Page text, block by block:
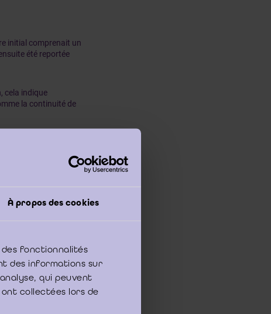
À propos des cookies
fonctionnalités
des informations sur
qui peuvent
collectées lors de
initial comprenait un
été reportée
cela indique
la continuité de
sur la continuité
si ces
les différents cas de
24 de la norme